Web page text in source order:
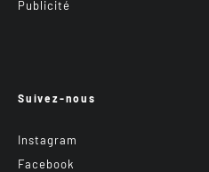
Publicité
Suivez-nous
Instagram
Facebook